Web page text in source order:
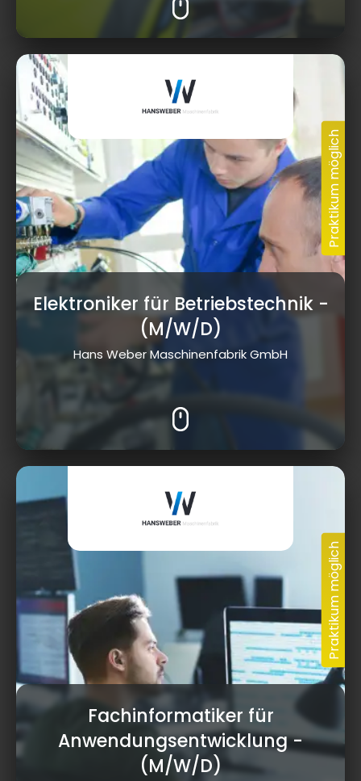
Elektroniker für Betriebstechnik-
(M/W/D)
Hans Weber Maschinenfabrik GmbH
Fachinformatiker für
Anwendungsentwicklung-
(M/W/D)